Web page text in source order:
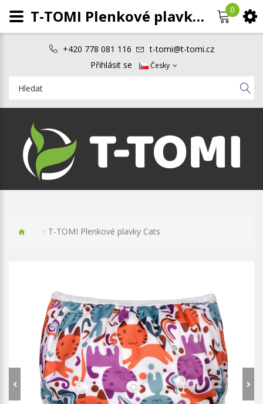
+420 778 081 116
t-tomi@t-tomi.cz
Přihlásit se
Česky
0
T-TOMI Plenkové plavky Cats
T-TOMI Plenkové plavky Cats